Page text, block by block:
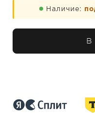
Наличие:
В